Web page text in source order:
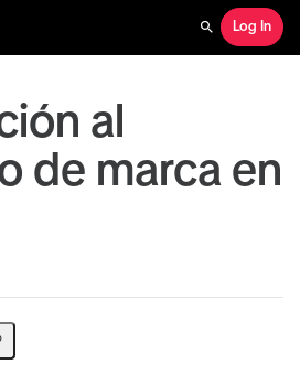
Search
Log In
al
de marca en